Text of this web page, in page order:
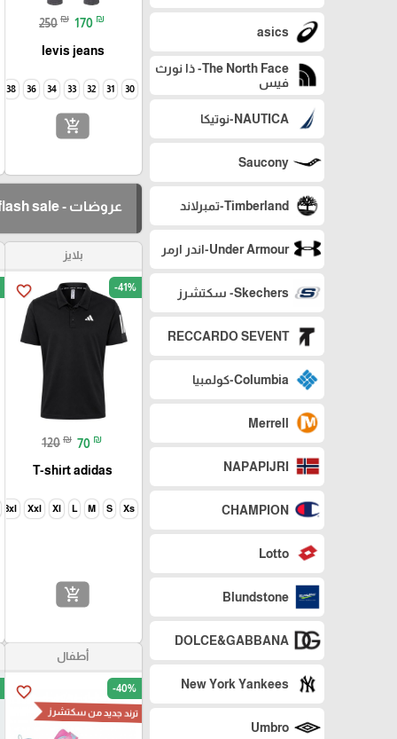
asics
The North Face- ذا نورث
فيس
NAUTICA-نوتيكا
Saucony
Timberland-تمبرلاند
Under Armour-اندر ارمر
Skechers- سكتشرز
RECCARDO SEVENT
Columbia-كولمبيا
Merrell
NAPAPIJRI
CHAMPION
Lotto
Blundstone
DOLCE&GABBANA
New York Yankees
Umbro
250 ₪ 170 ₪
levis jeans
30
31
32
33
34
36
38
add_shopping_cart
عروضات - flash sale
بلايز
favorite_border -41%
120 ₪ 70 ₪
T-shirt adidas
Xs
S
M
L
Xl
Xxl
3xl
add_shopping_cart
أطفال
favorite_border -40%
ترند جديد من سكتشرز